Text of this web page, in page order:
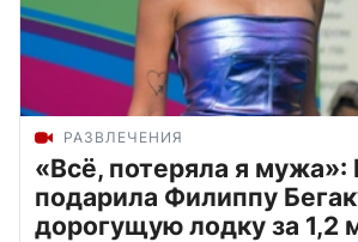
РАЗВЛЕЧЕНИЯ
«Всё, потеряла я мужа»:
подарила Филиппу
дорогущую лодку за 1,2